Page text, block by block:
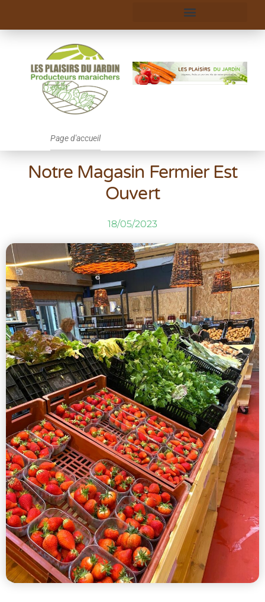
Page d'accueil
Notre Magasin Fermier Est
Ouvert
18/05/2023